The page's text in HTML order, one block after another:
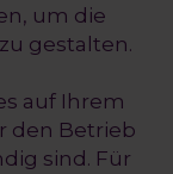
um die
gestalten.
auf Ihrem
den Betrieb
sind. Für